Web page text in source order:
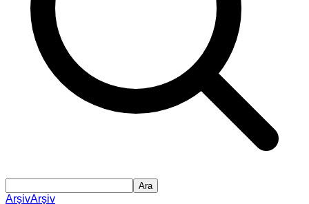
Ara
ArşivArşiv